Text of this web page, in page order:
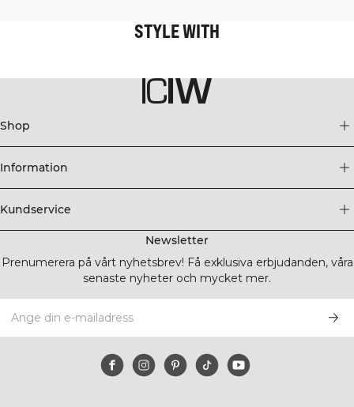
STYLE WITH
Shop
Information
Kundservice
Newsletter
Prenumerera på vårt nyhetsbrev! Få exklusiva erbjudanden, våra
senaste nyheter och mycket mer.